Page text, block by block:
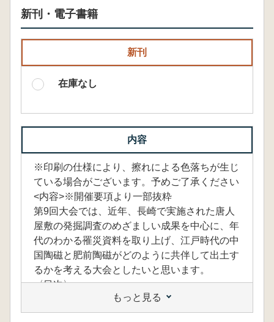
新刊・電子書籍
新刊
在庫なし
内容
※印刷の仕様により、擦れによる色落ちが生じ
ている場合がございます。予めご了承ください
<内容>※開催要項より一部抜粋
第9回大会では、近年、長崎で実施された唐人
屋敷の発掘調査のめざましい成果を中心に、年
代のわかる罹災資料を取り上げ、江戸時代の中
国陶磁と肥前陶磁がどのように共伴して出土す
るかを考える大会としたいと思います。
〈目次〉
扇浦正義 大橋康二 長崎の寛文大人層出土陶
磋を中心に
もっと見る